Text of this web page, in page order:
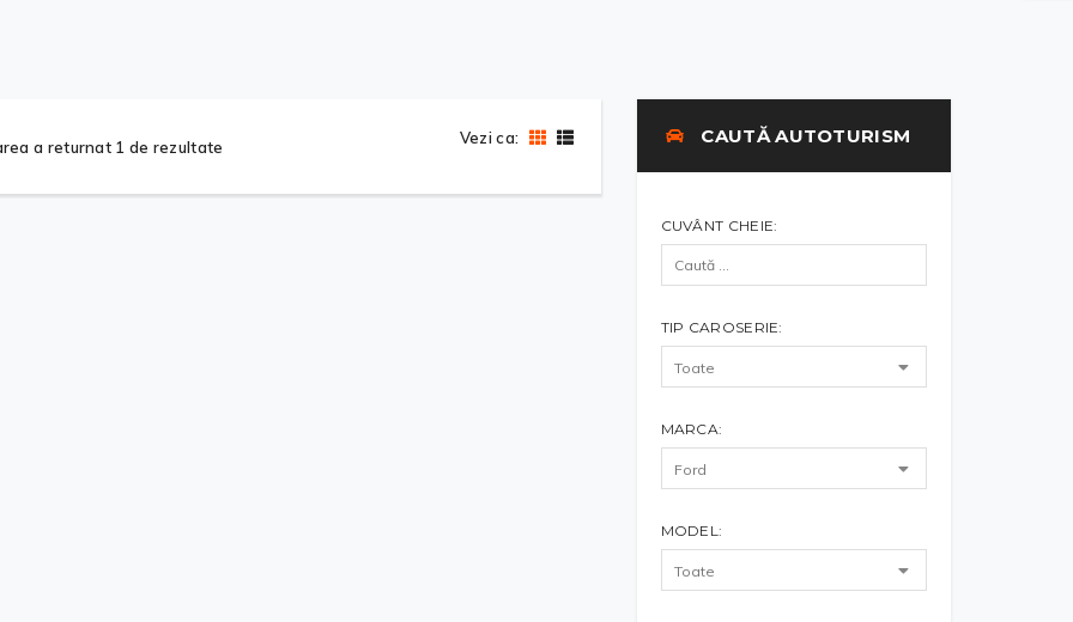
a returnat 1 de rezultate Vezi ca: CAUTĂ AUTOTURISM
CUVÂNT CHEIE:
TIP CAROSERIE:
MARCA:
MODEL: